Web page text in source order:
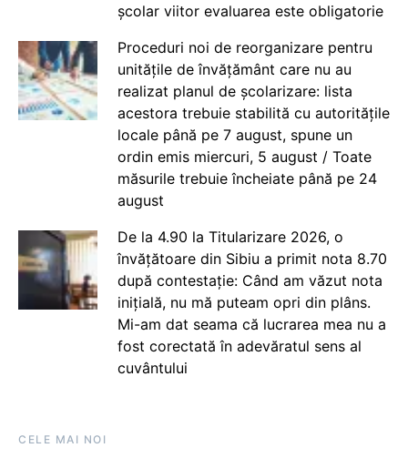
școlar viitor evaluarea este obligatorie
Proceduri noi de reorganizare pentru
unitățile de învățământ care nu au
realizat planul de școlarizare: lista
acestora trebuie stabilită cu autoritățile
locale până pe 7 august, spune un
ordin emis miercuri, 5 august / Toate
măsurile trebuie încheiate până pe 24
august
De la 4.90 la Titularizare 2026, o
învățătoare din Sibiu a primit nota 8.70
după contestație: Când am văzut nota
inițială, nu mă puteam opri din plâns.
Mi-am dat seama că lucrarea mea nu a
fost corectată în adevăratul sens al
cuvântului
CELE MAI NOI